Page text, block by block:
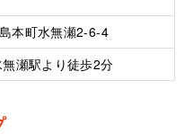
本町水無瀬2-6-4
瀬駅より徒歩2分